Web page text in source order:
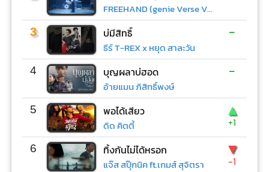
FREEHAND (genie Verse Vol.1)
3 บ่มีสิทธิ์
ธีร์ T-REX x หยุด สาละวัน
-
4 บุญผลาบ่ฮอด
อ้ายแมน ภิสิทธิ์พงษ์
-
5 พอได้เสียว
ดิด คิตตี้
▲
+1
6 ทิ้งกันไม่ได้หรอก
แจ๊ส สปุ๊กนิค ft.เกมส์ สุจิตรา
▼
-1